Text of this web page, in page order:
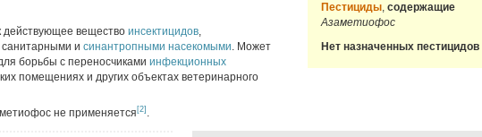
Пестициды, содержащие
Азаметиофос
Нет назначенных пестицидов
действующее вещество инсектицидов,
и синантропными насекомыми. Может
борьбы с переносчиками инфекционных
помещениях и других объектах ветеринарного
не применяется [2] .